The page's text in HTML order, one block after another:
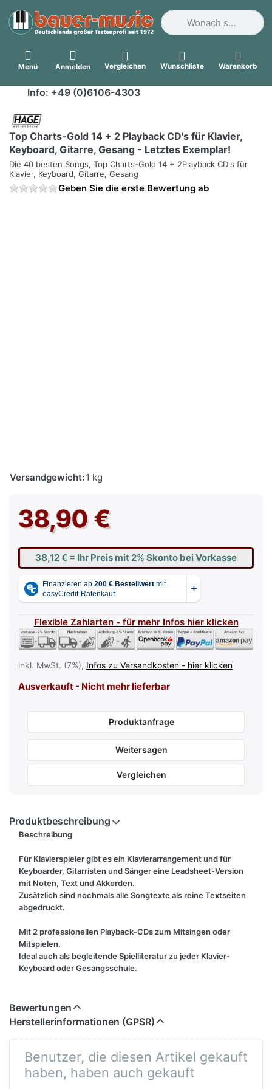
Geben Sie einen
Menü Anmelden Vergleichen Wunschliste Warenkorb
Info: +49 (0)6106-4303
Top Charts-Gold 14 + 2 Playback CD's für Klavier,
Keyboard, Gitarre, Gesang - Letztes Exemplar!
Die 40 besten Songs, Top Charts-Gold 14 + 2Playback CD's für
Klavier, Keyboard, Gitarre, Gesang
Geben Sie die erste Bewertung ab
Versandgewicht:1 kg
38,90 €
38,12 € = Ihr Preis mit 2% Skonto bei Vorkasse
Flexible Zahlarten - für mehr Infos hier klicken
inkl. MwSt. (7%), Infos zu Versandkosten - hier klicken
Ausverkauft - Nicht mehr lieferbar
Produktanfrage
Weitersagen
Vergleichen
Produktbeschreibung
Beschreibung
Für Klavierspieler gibt es ein Klavierarrangement und für
Keyboarder, Gitarristen und Sänger eine Leadsheet-Version
mit Noten, Text und Akkorden.
Zusätzlich sind nochmals alle Songtexte als reine Textseiten
abgedruckt.
Mit 2 professionellen Playback-CDs zum Mitsingen oder
Mitspielen.
Ideal auch als begleitende Spielliteratur zu jeder Klavier-
Keyboard oder Gesangsschule.
1. 2x
Mathea
3.
Us This Way
Lady Gaga
4. Back To The Start
Michael Schulte
Bewertungen
Herstellerinformationen (GPSR)
Benutzer, die diesen Artikel gekauft
haben, haben auch gekauft